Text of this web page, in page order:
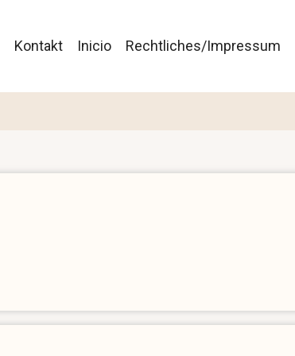
Kontakt Inicio Rechtliches/Impressum